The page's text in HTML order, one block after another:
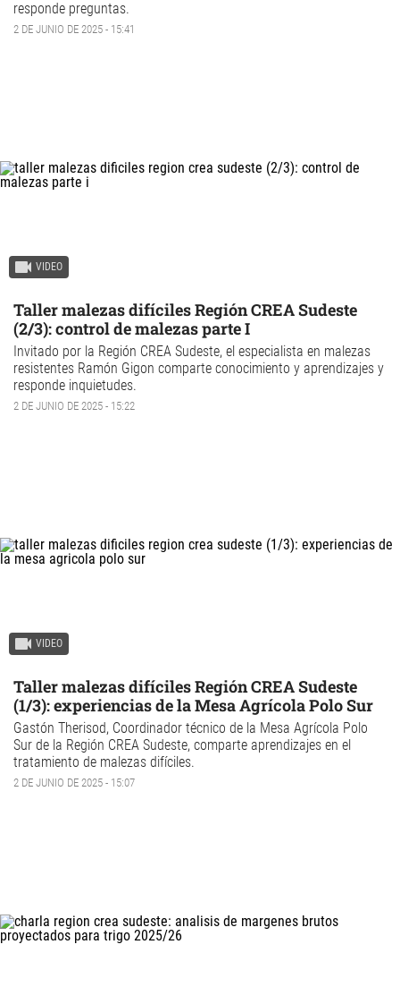
responde preguntas.
2 DE JUNIO DE 2025 - 15:41
VIDEO
Taller malezas difíciles Región CREA Sudeste
(2/3): control de malezas parte I
Invitado por la Región CREA Sudeste, el especialista en malezas
resistentes Ramón Gigon comparte conocimiento y aprendizajes y
responde inquietudes.
2 DE JUNIO DE 2025 - 15:22
VIDEO
Taller malezas difíciles Región CREA Sudeste
(1/3): experiencias de la Mesa Agrícola Polo Sur
Gastón Therisod, Coordinador técnico de la Mesa Agrícola Polo
Sur de la Región CREA Sudeste, comparte aprendizajes en el
tratamiento de malezas difíciles.
2 DE JUNIO DE 2025 - 15:07